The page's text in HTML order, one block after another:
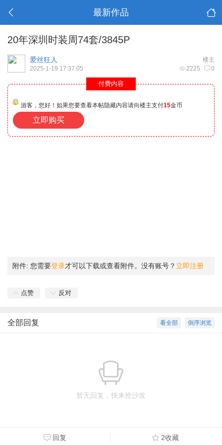
最新作品
20年深圳时装周74套/3845P
楼主
爱丝狂人
2225 0
2025-1-19 17:37:05
付费内容
游客，您好！如果您要查看本帖隐藏内容请向楼主支付15金币
立即购买
附件: 您需要登录才可以下载或查看附件。没有账号？ 立即注册
点赞 反对
倒序浏览
看全部
全部回复
暂无回复，快来抢沙发
回复 2收藏